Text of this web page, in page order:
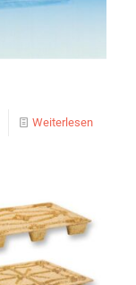
Weiterlesen